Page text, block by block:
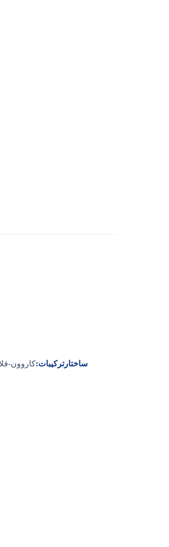
ساختارترکیبات: